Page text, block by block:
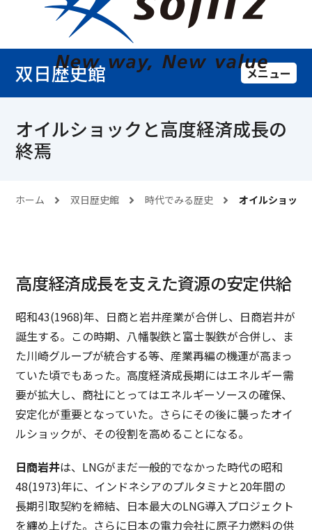
双日歴史館 メニュー
オイルショックと高度経済成長の
終焉
ホーム 双日歴史館 時代でみる歴史 オイルショック
高度経済成長を支えた資源の安定供給
昭和43(1968)年、日商と岩井産業が合併し、日商岩井が
誕生する。この時期、八幡製鉄と富士製鉄が合併し、ま
た川崎グループが統合する等、産業再編の機運が高まっ
ていた頃でもあった。高度経済成長期にはエネルギー需
要が拡大し、商社にとってはエネルギーソースの確保、
安定化が重要となっていた。さらにその後に襲ったオイ
ルショックが、その役割を高めることになる。
日商岩井は、LNGがまだ一般的でなかった時代の昭和
48(1973)年に、インドネシアのプルタミナと20年間の
長期引取契約を締結、日本最大のLNG導入プロジェクト
を纏め上げた。さらに日本の電力会社に原子力燃料の供